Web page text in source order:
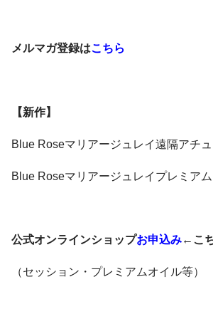
メルマガ登録はこちら
【新作】
Blue Roseマリアージュレイ遠隔アチ
Blue Roseマリアージュレイプレミア
公式オンラインショップお申込み←こ
（セッション・プレミアムオイル等）